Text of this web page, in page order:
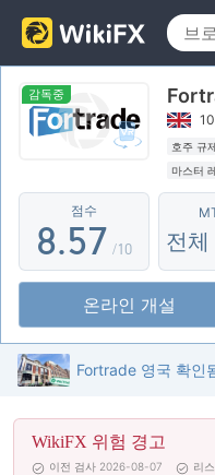
감독중
호주 규
마스터
벨로루
잠재적
점수
3
4
5
7
8
9
.
0
1
2
4
5
6
7
8
9
2
3
4
6
7
8
9
/10
온라인 개설
WikiFX 위험 경고
이전 검사 2026-08-07 리